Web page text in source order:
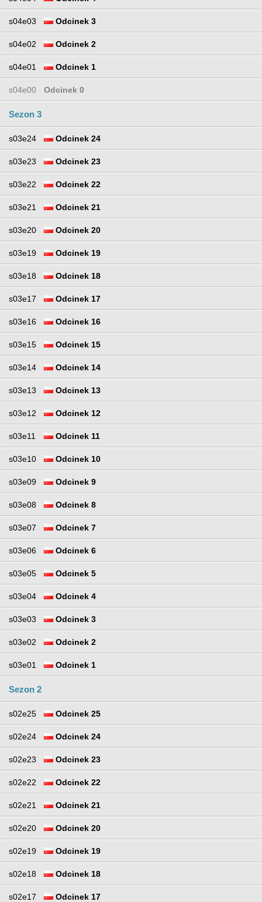
s04e03 Odcinek 3
s04e02 Odcinek 2
s04e01 Odcinek 1
s04e00 Odcinek 0
Sezon 3
s03e24 Odcinek 24
s03e23 Odcinek 23
s03e22 Odcinek 22
s03e21 Odcinek 21
s03e20 Odcinek 20
s03e19 Odcinek 19
s03e18 Odcinek 18
s03e17 Odcinek 17
s03e16 Odcinek 16
s03e15 Odcinek 15
s03e14 Odcinek 14
s03e13 Odcinek 13
s03e12 Odcinek 12
s03e11 Odcinek 11
s03e10 Odcinek 10
s03e09 Odcinek 9
s03e08 Odcinek 8
s03e07 Odcinek 7
s03e06 Odcinek 6
s03e05 Odcinek 5
s03e04 Odcinek 4
s03e03 Odcinek 3
s03e02 Odcinek 2
s03e01 Odcinek 1
Sezon 2
s02e25 Odcinek 25
s02e24 Odcinek 24
s02e23 Odcinek 23
s02e22 Odcinek 22
s02e21 Odcinek 21
s02e20 Odcinek 20
s02e19 Odcinek 19
s02e18 Odcinek 18
s02e17 Odcinek 17